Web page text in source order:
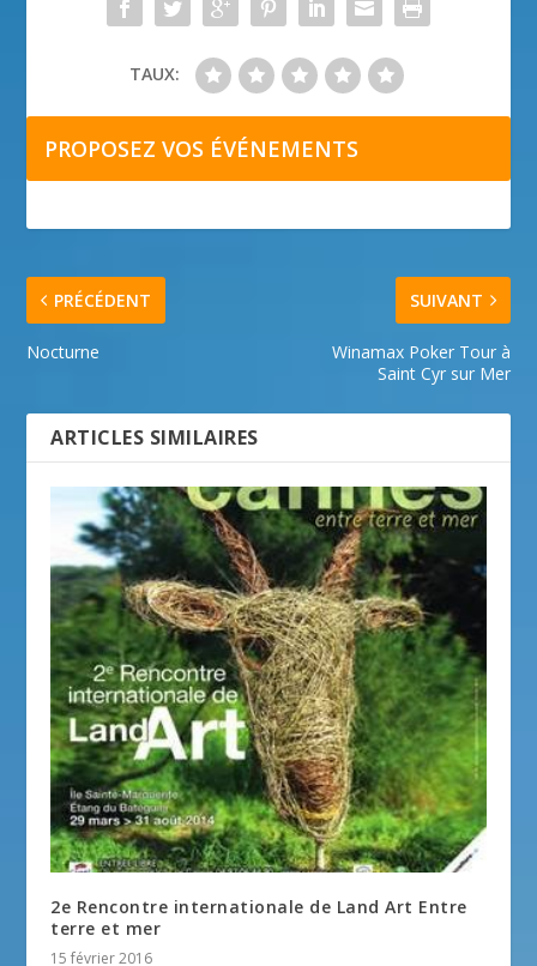
TAUX:
PROPOSEZ VOS ÉVÉNEMENTS
PRÉCÉDENT
Nocturne
SUIVANT
Winamax Poker Tour à
Saint Cyr sur Mer
ARTICLES SIMILAIRES
2e Rencontre internationale de Land Art Entre
terre et mer
15 février 2016